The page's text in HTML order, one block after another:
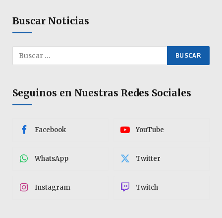
Buscar Noticias
Seguinos en Nuestras Redes Sociales
Facebook YouTube
WhatsApp Twitter
Instagram Twitch